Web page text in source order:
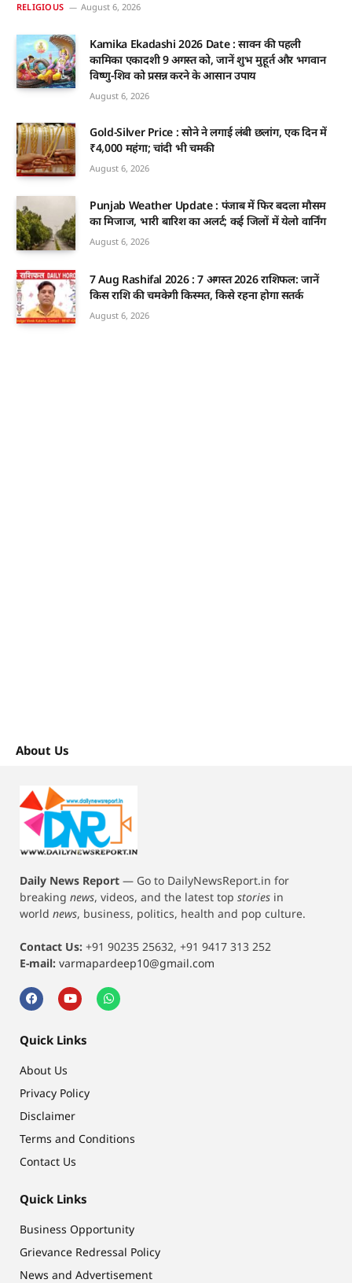
RELIGIOUS August 6, 2026
Kamika Ekadashi 2026 Date : सावन की पहली
कामिका एकादशी 9 अगस्त को, जानें शुभ मुहूर्त और भगवान
विष्णु-शिव को प्रसन्न करने के आसान उपाय
August 6, 2026
Gold-Silver Price : सोने ने लगाई लंबी छलांग, एक दिन में
₹4,000 महंगा; चांदी भी चमकी
August 6, 2026
Punjab Weather Update : पंजाब में फिर बदला मौसम
का मिजाज, भारी बारिश का अलर्ट; कई जिलों में येलो वार्निंग
August 6, 2026
7 Aug Rashifal 2026 : 7 अगस्त 2026 राशिफल: जानें
किस राशि की चमकेगी किस्मत, किसे रहना होगा सतर्क
August 6, 2026
About Us
Daily News Report — Go to DailyNewsReport.in for
breaking news, videos, and the latest top stories in
world news, business, politics, health and pop culture.
Contact Us: +91 90235 25632, +91 9417 313 252
E-mail: varmapardeep10@gmail.com
Quick Links
About Us
Privacy Policy
Disclaimer
Terms and Conditions
Contact Us
Quick Links
Business Opportunity
Grievance Redressal Policy
News and Advertisement